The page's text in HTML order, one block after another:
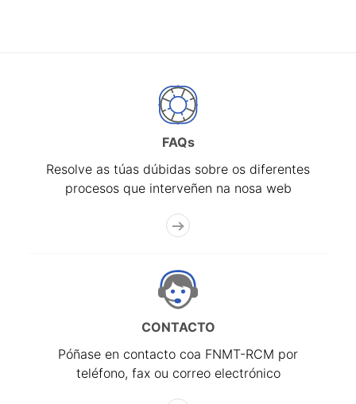
FAQs
Resolve as túas dúbidas sobre os diferentes
procesos que interveñen na nosa web
CONTACTO
Póñase en contacto coa FNMT-RCM por
teléfono, fax ou correo electrónico